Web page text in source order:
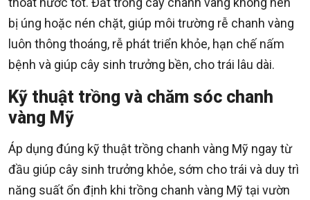
bị úng hoặc nén chặt, giúp môi trường rễ chanh vàng
luôn thông thoáng, rễ phát triển khỏe, hạn chế nấm
bệnh và giúp cây sinh trưởng bền, cho trái lâu dài.
Kỹ thuật trồng và chăm sóc chanh
vàng Mỹ
Áp dụng đúng kỹ thuật trồng chanh vàng Mỹ ngay từ
đầu giúp cây sinh trưởng khỏe, sớm cho trái và duy trì
năng suất ổn định khi trồng chanh vàng Mỹ tại vườn